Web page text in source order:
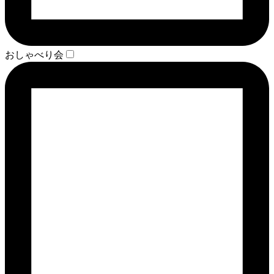
おしゃべり会